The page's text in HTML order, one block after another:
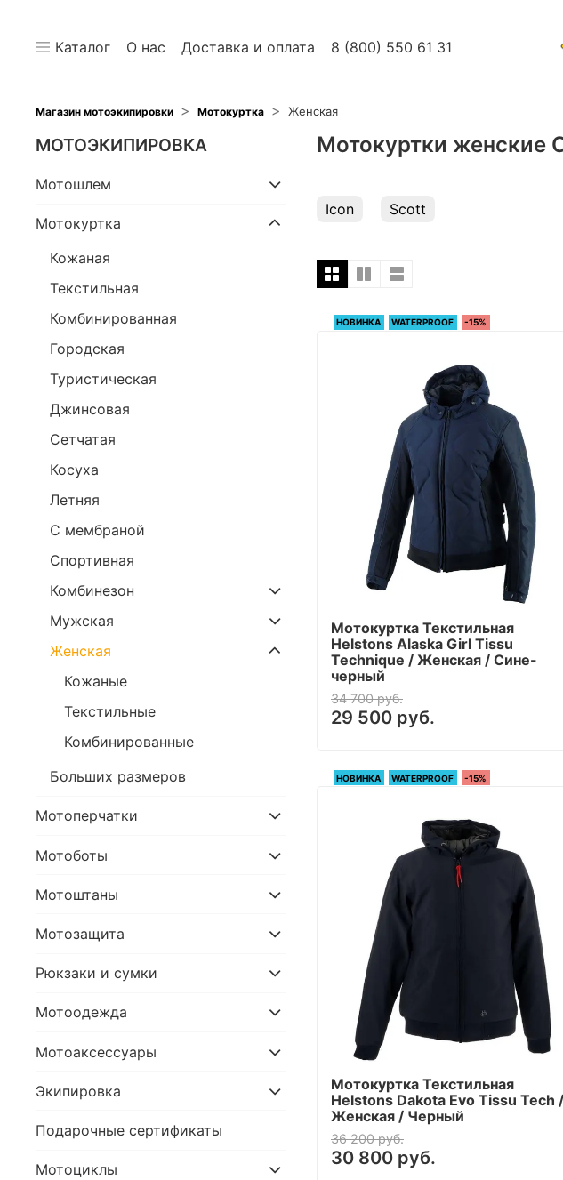
Каталог О нас Доставка и оплата 8 (800) 550 61 31
Магазин мотоэкипировки Мотокуртка Женская
Мотокуртки женские
Icon Scott
НОВИНКА WATERPROOF -15%
Мотокуртка Текстильная
Helstons Alaska Girl Tissu
Technique / Женская / Сине-
черный
34 700 руб.
29 500 руб.
НОВИНКА WATERPROOF -15%
Мотокуртка Текстильная
Helstons Dakota Evo Tissu Tech /
Женская / Черный
36 200 руб.
30 800 руб.
МОТОЭКИПИРОВКА
Мотошлем
Мотокуртка
Кожаная
Текстильная
Комбинированная
Городская
Туристическая
Джинсовая
Сетчатая
Косуха
Летняя
С мембраной
Спортивная
Комбинезон
Мужская
Женская
Кожаные
Текстильные
Комбинированные
Больших размеров
Мотоперчатки
Мотоботы
Мотоштаны
Мотозащита
Рюкзаки и сумки
Мотоодежда
Мотоаксессуары
Экипировка
Подарочные сертификаты
Мотоциклы